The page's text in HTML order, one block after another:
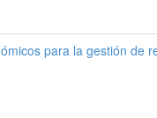
para la gestión de